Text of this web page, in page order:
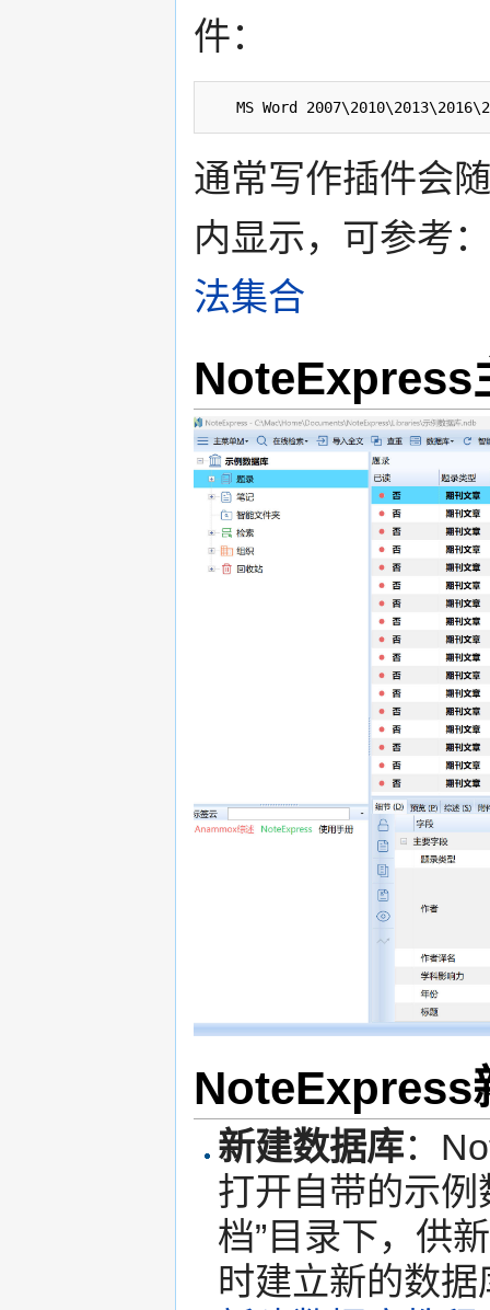
件：
通常写作插件会
内显示，可参考：
法集合
NoteExpress
NoteExpress
新建数据库：
打开自带的示例
档”目录下，供
时建立新的数